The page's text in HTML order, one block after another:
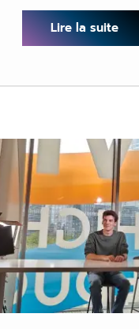
Lire la suite